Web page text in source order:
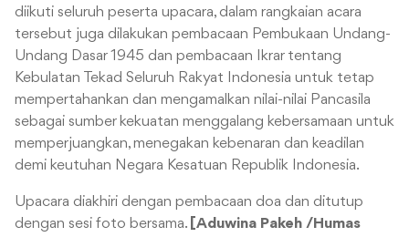
diikuti seluruh peserta upacara, dalam rangkaian acara
tersebut juga dilakukan pembacaan Pembukaan Undang-
Undang Dasar 1945 dan pembacaan Ikrar tentang
Kebulatan Tekad Seluruh Rakyat Indonesia untuk tetap
mempertahankan dan mengamalkan nilai-nilai Pancasila
sebagai sumber kekuatan menggalang kebersamaan untuk
memperjuangkan, menegakan kebenaran dan keadilan
demi keutuhan Negara Kesatuan Republik Indonesia.
Upacara diakhiri dengan pembacaan doa dan ditutup
dengan sesi foto bersama. [Aduwina Pakeh /Humas